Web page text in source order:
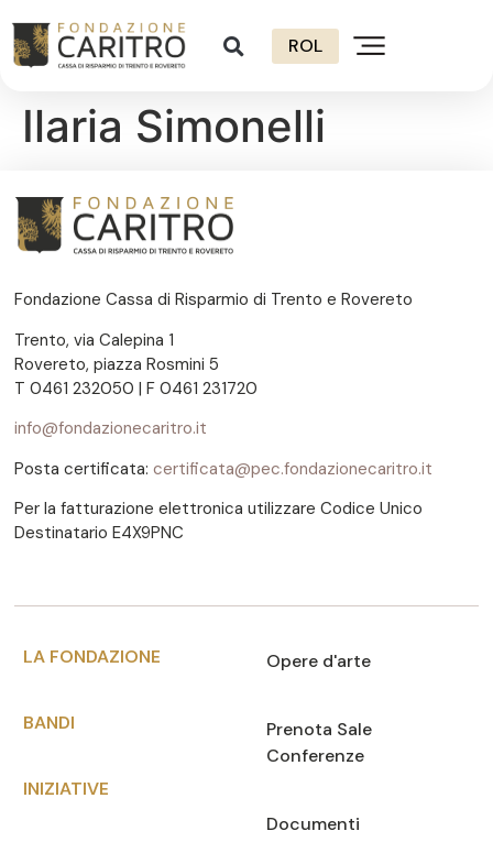
ROL
Ilaria Simonelli
Fondazione Cassa di Risparmio di Trento e Rovereto
Trento, via Calepina 1
Rovereto, piazza Rosmini 5
T 0461 232050 | F 0461 231720
info@fondazionecaritro.it
Posta certificata: certificata@pec.fondazionecaritro.it
Per la fatturazione elettronica utilizzare Codice Unico
Destinatario E4X9PNC
LA FONDAZIONE
BANDI
INIZIATIVE
Opere d'arte
Prenota Sale
Conferenze
Documenti